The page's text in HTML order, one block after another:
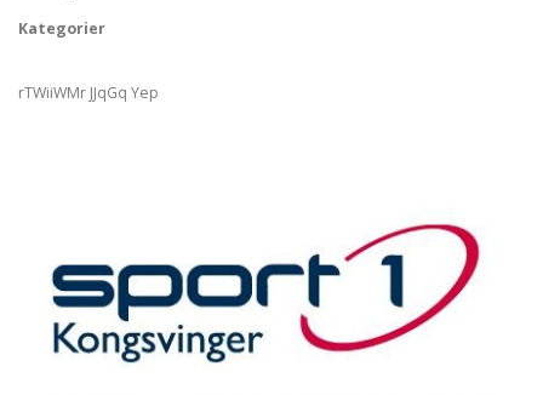
Kategorier
rTWiiWMr JJqGq Yep